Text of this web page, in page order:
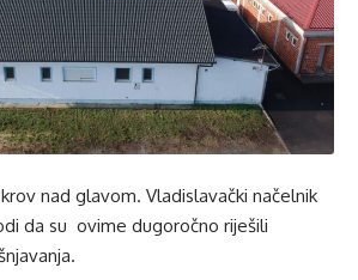
nad glavom. Vladislavački načelnik
da su ovime dugoročno riješili